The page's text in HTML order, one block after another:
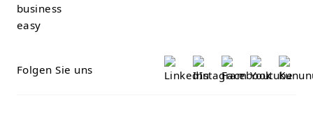
Folgen Sie uns